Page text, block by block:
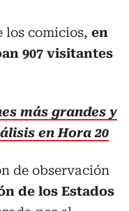
los comicios, en
907 visitantes
más grandes y
en Hora 20
de observación
de los Estados